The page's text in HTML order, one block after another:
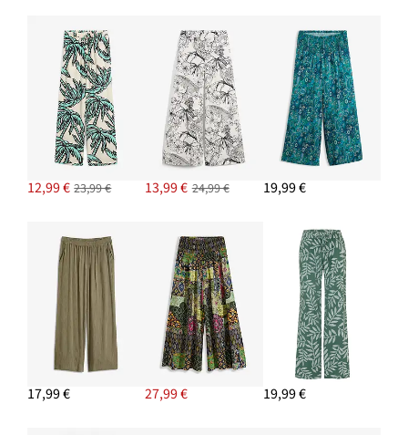
Sandále na tenkom podpätku, s remienkami
24,99 €
PRIDAŤ DO KOŠÍKA
Taška Shopper v slamenom vzhľade
22,99 €
PRIDAŤ DO KOŠÍKA
Náramok, elastický
16,99 €
12,99 € 23,99 € 13,99 € 24,99 € 19,99 €
17,99 € 27,99 € 19,99 €